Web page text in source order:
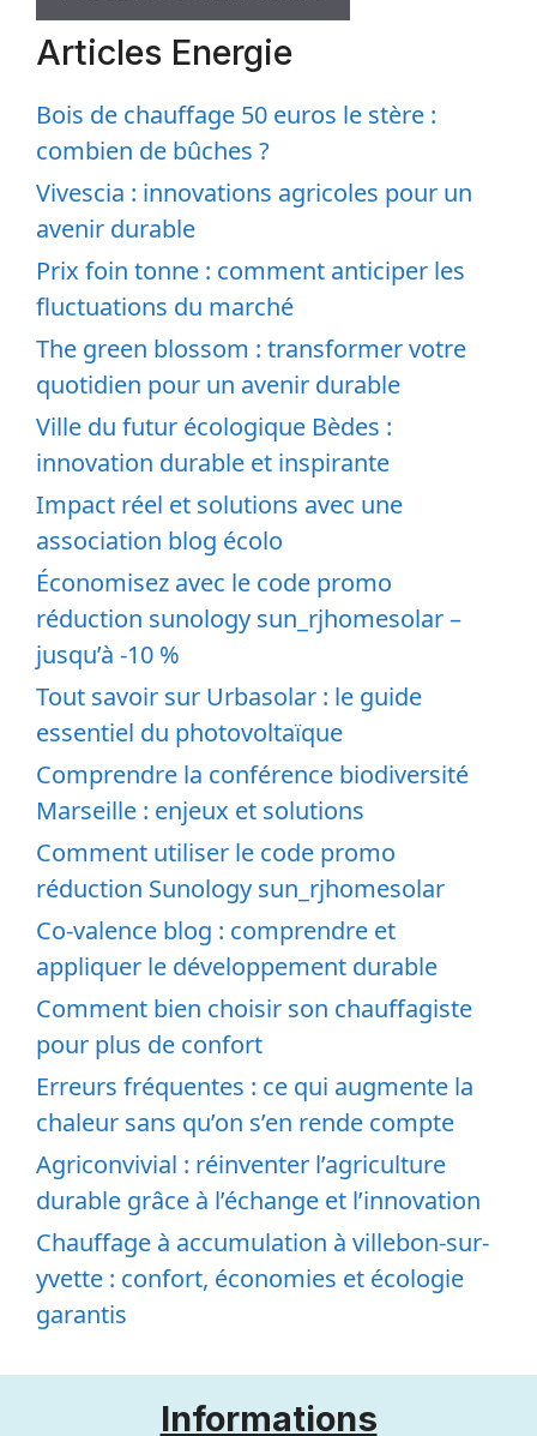
Articles Energie
Bois de chauffage 50 euros le stère :
combien de bûches ?
Vivescia : innovations agricoles pour un
avenir durable
Prix foin tonne : comment anticiper les
fluctuations du marché
The green blossom : transformer votre
quotidien pour un avenir durable
Ville du futur écologique Bèdes :
innovation durable et inspirante
Impact réel et solutions avec une
association blog écolo
Économisez avec le code promo
réduction sunology sun_rjhomesolar –
jusqu’à -10 %
Tout savoir sur Urbasolar : le guide
essentiel du photovoltaïque
Comprendre la conférence biodiversité
Marseille : enjeux et solutions
Comment utiliser le code promo
réduction Sunology sun_rjhomesolar
Co-valence blog : comprendre et
appliquer le développement durable
Comment bien choisir son chauffagiste
pour plus de confort
Erreurs fréquentes : ce qui augmente la
chaleur sans qu’on s’en rende compte
Agriconvivial : réinventer l’agriculture
durable grâce à l’échange et l’innovation
Chauffage à accumulation à villebon-sur-
yvette : confort, économies et écologie
garantis
Informations